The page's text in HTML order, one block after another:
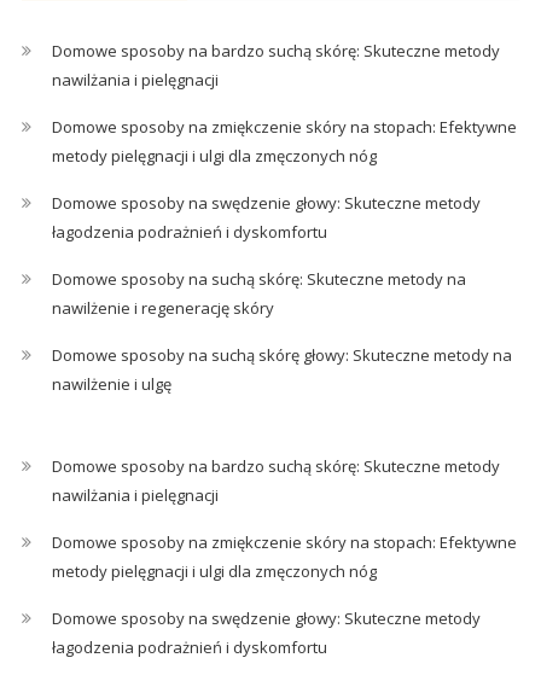
Domowe sposoby na bardzo suchą skórę: Skuteczne metody
nawilżania i pielęgnacji
Domowe sposoby na zmiękczenie skóry na stopach: Efektywne
metody pielęgnacji i ulgi dla zmęczonych nóg
Domowe sposoby na swędzenie głowy: Skuteczne metody
łagodzenia podrażnień i dyskomfortu
Domowe sposoby na suchą skórę: Skuteczne metody na
nawilżenie i regenerację skóry
Domowe sposoby na suchą skórę głowy: Skuteczne metody na
nawilżenie i ulgę
Domowe sposoby na bardzo suchą skórę: Skuteczne metody
nawilżania i pielęgnacji
Domowe sposoby na zmiękczenie skóry na stopach: Efektywne
metody pielęgnacji i ulgi dla zmęczonych nóg
Domowe sposoby na swędzenie głowy: Skuteczne metody
łagodzenia podrażnień i dyskomfortu